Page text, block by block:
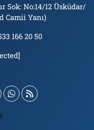
Sok: No:14/12 Üsküdar/
Camii Yanı)
166 20 50